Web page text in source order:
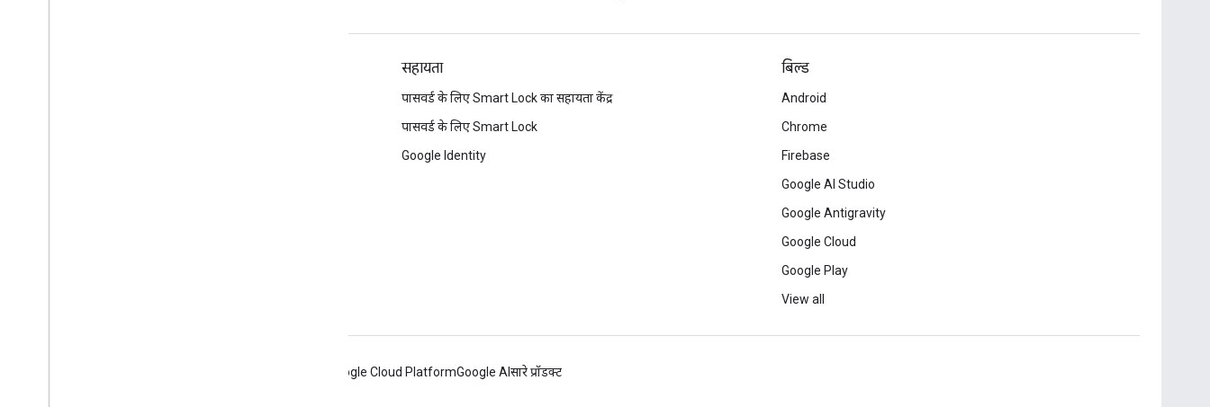
सहायता
पासवर्ड के लिए Smart Lock का सहायता केंद्र
पासवर्ड के लिए Smart Lock
Google Identity
बिल्ड
Android
Chrome
Firebase
Google AI Studio
Google Antigravity
Google Cloud
Google Play
View all
Google Cloud PlatformGoogle AI सारे प्रॉडक्ट